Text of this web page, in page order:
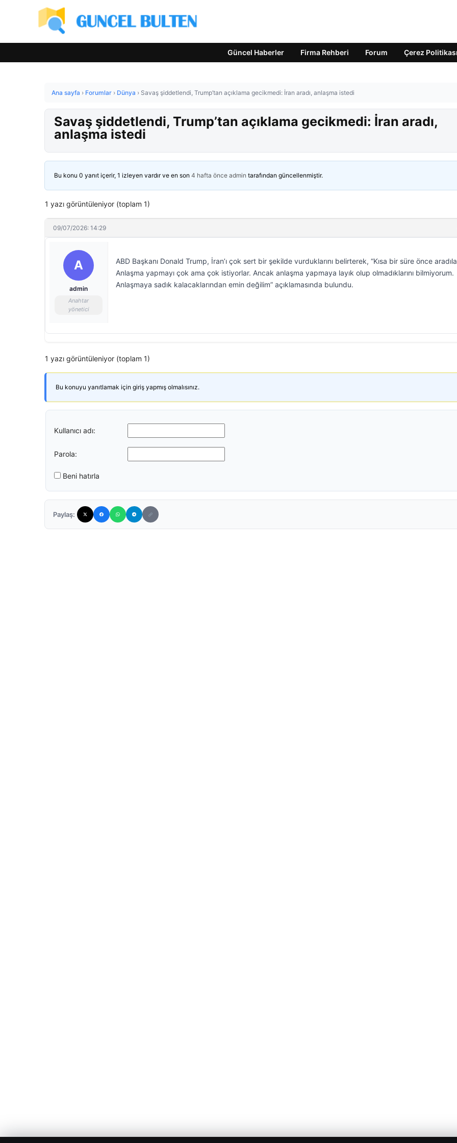
Güncel Haberler Firma Rehberi Forum Çerez Politikası
Ana sayfa › Forumlar › Dünya › Savaş şiddetlendi, Trump’tan açıklama gecikmedi: İran aradı, anlaşma istedi
Savaş şiddetlendi, Trump’tan açıklama gecikmedi: İran aradı,
anlaşma istedi
Bu konu 0 yanıt içerir, 1 izleyen vardır ve en son 4 hafta önce admin tarafından güncellenmiştir.
1 yazı görüntüleniyor (toplam 1)
09/07/2026: 14:29
A
admin
Anahtar
yönetici
ABD Başkanı Donald Trump, İran’ı çok sert bir şekilde vurduklarını belirterek, “Kısa bir süre önce
Anlaşma yapmayı çok ama çok istiyorlar. Ancak anlaşma yapmaya layık olup olmadıklarını bilmiyorum.
Anlaşmaya sadık kalacaklarından emin değilim” açıklamasında bulundu.
1 yazı görüntüleniyor (toplam 1)
Bu konuyu yanıtlamak için giriş yapmış olmalısınız.
Kullanıcı adı:
Parola:
Beni hatırla
Paylaş: